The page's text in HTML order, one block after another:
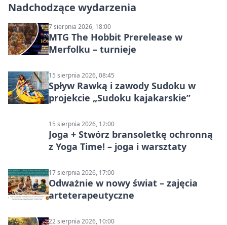
Nadchodzące wydarzenia
7 sierpnia 2026, 18:00
MTG The Hobbit Prerelease w
Merfolku – turnieje
15 sierpnia 2026, 08:45
Spływ Rawką i zawody Sudoku w
projekcie „Sudoku kajakarskie”
15 sierpnia 2026, 12:00
Joga + Stwórz bransoletkę ochronną
z Yoga Time! – joga i warsztaty
17 sierpnia 2026, 17:00
Odważnie w nowy świat – zajęcia
arteterapeutyczne
22 sierpnia 2026, 10:00